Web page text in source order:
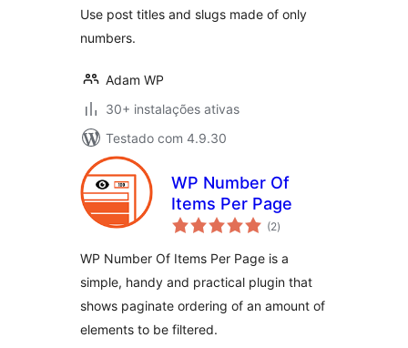
Use post titles and slugs made of only
numbers.
Adam WP
30+ instalações ativas
Testado com 4.9.30
WP Number Of
Items Per Page
(2avaliações
totais
)
WP Number Of Items Per Page is a
simple, handy and practical plugin that
shows paginate ordering of an amount of
elements to be filtered.